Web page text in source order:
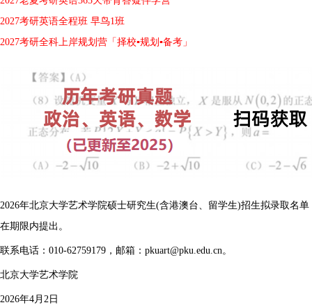
2027考研英语全程班 早鸟1班
2027考研全科上岸规划营「择校▪规划▪备考」
2026年北京大学艺术学院硕士研究生(含港澳台、留学生)招生拟录取名
在期限内提出。
联系电话：010-62759179，邮箱：pkuart@pku.edu.cn。
北京大学艺术学院
2026年4月2日